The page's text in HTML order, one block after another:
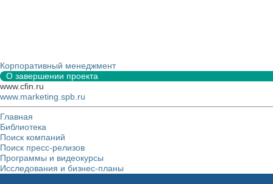
Корпоративный менеджмент
О завершении проекта
www.cfin.ru
www.marketing.spb.ru
Главная
Библиотека
Поиск компаний
Поиск пресс-релизов
Программы и видеокурсы
Исследования и бизнес-планы